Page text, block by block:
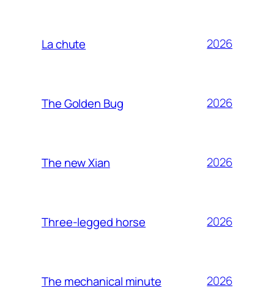
La chute 2026
The Golden Bug 2026
The new Xian 2026
Three-legged horse 2026
The mechanical minute 2026